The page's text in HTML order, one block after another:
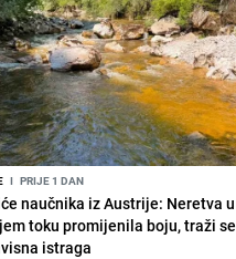
I PRIJE 1 DAN
naučnika iz Austrije: Neretva u
toku promijenila boju, traži se
istraga